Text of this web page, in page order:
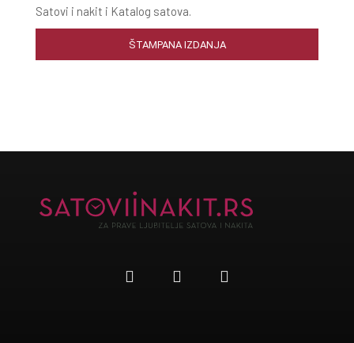
Satovi i nakit i Katalog satova.
ŠTAMPANA IZDANJA